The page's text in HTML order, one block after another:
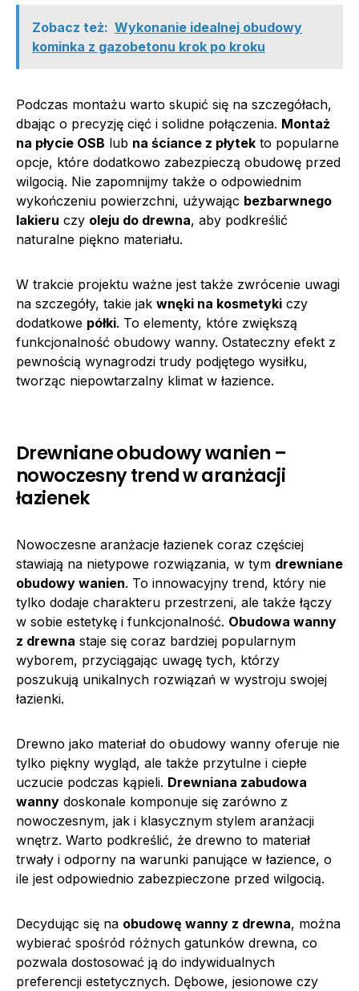
Zobacz też: Wykonanie idealnej obudowy
kominka z gazobetonu krok po kroku
Podczas montażu warto skupić się na szczegółach,
dbając o precyzję cięć i solidne połączenia. Montaż
na płycie OSB lub na ściance z płytek to popularne
opcje, które dodatkowo zabezpieczą obudowę przed
wilgocią. Nie zapomnijmy także o odpowiednim
wykończeniu powierzchni, używając bezbarwnego
lakieru czy oleju do drewna, aby podkreślić
naturalne piękno materiału.
W trakcie projektu ważne jest także zwrócenie uwagi
na szczegóły, takie jak wnęki na kosmetyki czy
dodatkowe półki. To elementy, które zwiększą
funkcjonalność obudowy wanny. Ostateczny efekt z
pewnością wynagrodzi trudy podjętego wysiłku,
tworząc niepowtarzalny klimat w łazience.
Drewniane obudowy wanien –
nowoczesny trend w aranżacji
łazienek
Nowoczesne aranżacje łazienek coraz częściej
stawiają na nietypowe rozwiązania, w tym drewniane
obudowy wanien. To innowacyjny trend, który nie
tylko dodaje charakteru przestrzeni, ale także łączy
w sobie estetykę i funkcjonalność. Obudowa wanny
z drewna staje się coraz bardziej popularnym
wyborem, przyciągając uwagę tych, którzy
poszukują unikalnych rozwiązań w wystroju swojej
łazienki.
Drewno jako materiał do obudowy wanny oferuje nie
tylko piękny wygląd, ale także przytulne i ciepłe
uczucie podczas kąpieli. Drewniana zabudowa
wanny doskonale komponuje się zarówno z
nowoczesnym, jak i klasycznym stylem aranżacji
wnętrz. Warto podkreślić, że drewno to materiał
trwały i odporny na warunki panujące w łazience, o
ile jest odpowiednio zabezpieczone przed wilgocią.
Decydując się na obudowę wanny z drewna, można
wybierać spośród różnych gatunków drewna, co
pozwala dostosować ją do indywidualnych
preferencji estetycznych. Dębowe, jesionowe czy